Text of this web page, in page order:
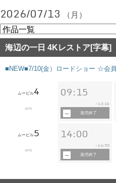
2026/07/13 （月）
海辺の一日 4Kレストア[字幕]
■NEW■7/10(金）ロードショー ☆会
ムービル4
167分
09:15
~ 12:10
販売終了
ムービル5
167分
14:00
~ 16:55
販売終了